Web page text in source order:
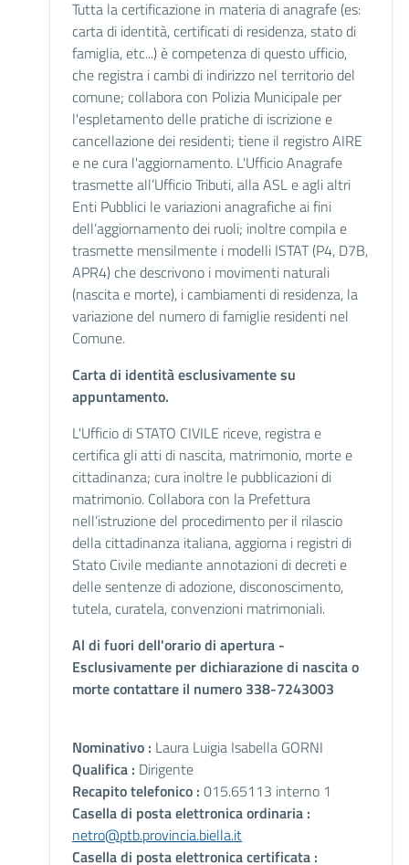
Tutta la certificazione in materia di anagrafe (es:
carta di identità, certificati di residenza, stato di
famiglia, etc...) è competenza di questo ufficio,
che registra i cambi di indirizzo nel territorio del
comune; collabora con Polizia Municipale per
l'espletamento delle pratiche di iscrizione e
cancellazione dei residenti; tiene il registro AIRE
e ne cura l'aggiornamento. L'Ufficio Anagrafe
trasmette all’Ufficio Tributi, alla ASL e agli altri
Enti Pubblici le variazioni anagrafiche ai fini
dell’aggiornamento dei ruoli; inoltre compila e
trasmette mensilmente i modelli ISTAT (P4, D7B,
APR4) che descrivono i movimenti naturali
(nascita e morte), i cambiamenti di residenza, la
variazione del numero di famiglie residenti nel
Comune.
Carta di identità esclusivamente su
appuntamento.
L'Ufficio di STATO CIVILE riceve, registra e
certifica gli atti di nascita, matrimonio, morte e
cittadinanza; cura inoltre le pubblicazioni di
matrimonio. Collabora con la Prefettura
nell’istruzione del procedimento per il rilascio
della cittadinanza italiana, aggiorna i registri di
Stato Civile mediante annotazioni di decreti e
delle sentenze di adozione, disconoscimento,
tutela, curatela, convenzioni matrimoniali.
Al di fuori dell'orario di apertura -
Esclusivamente per dichiarazione di nascita o
morte contattare il numero 338-7243003
Nominativo : Laura Luigia Isabella GORNI
Qualifica : Dirigente
Recapito telefonico : 015.65113 interno 1
Casella di posta elettronica ordinaria :
netro@ptb.provincia.biella.it
Casella di posta elettronica certificata :